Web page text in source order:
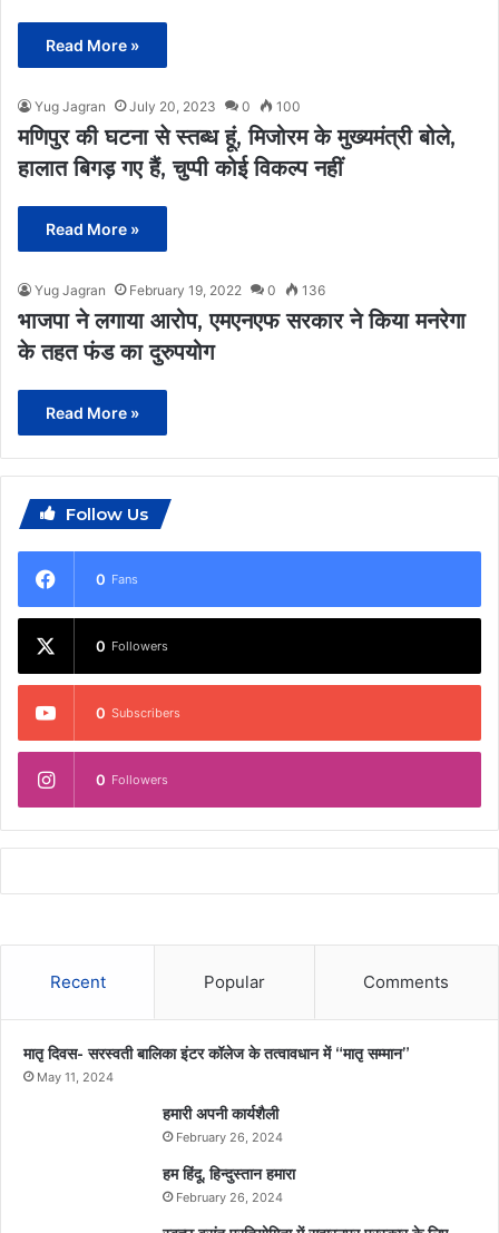
Read More »
Yug Jagran July 20, 2023 0 100
मणिपुर की घटना से स्तब्ध हूं, मिजोरम के मुख्यमंत्री बोले,
हालात बिगड़ गए हैं, चुप्पी कोई विकल्प नहीं
Read More »
Yug Jagran February 19, 2022 0 136
भाजपा ने लगाया आरोप, एमएनएफ सरकार ने किया मनरेगा
के तहत फंड का दुरुपयोग
Read More »
Follow Us
0 Fans
0 Followers
0 Subscribers
0 Followers
Recent Popular Comments
मातृ दिवस- सरस्वती बालिका इंटर कॉलेज के तत्वावधान में “मातृ सम्मान”
May 11, 2024
हमारी अपनी कार्यशैली
February 26, 2024
हम हिंदू, हिन्दुस्तान हमारा
February 26, 2024